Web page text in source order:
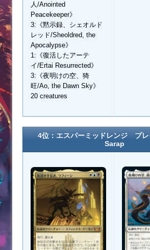
人/Anointed
Peacekeeper》
3:《黙示録、シェオルド
レッド/Sheoldred, the
Apocalypse》
1:《復活したアーテ
イ/Ertai Resurrected》
3:《夜明けの空、猗
旺/Ao, the Dawn Sky》
20 creatures
4位：エスパーミッドレンジ プ
Sarap